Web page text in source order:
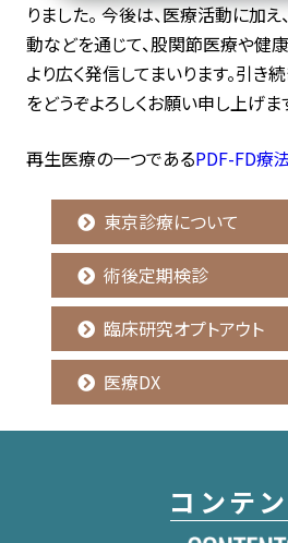
りました。 今後は、医療活動に加
動などを通じて、股関節医療や健
より広く発信してまいります。引き
をどうぞよろしくお願い申し上げま
再生医療の一つであるPDF-FD療
東京診療について
術後定期検診
臨床研究オプトアウト
医療DX
コンテ